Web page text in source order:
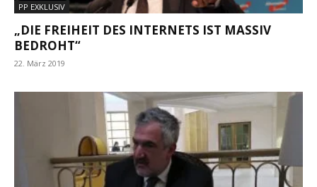
PP EXKLUSIV
„DIE FREIHEIT DES INTERNETS IST MASSIV
BEDROHT“
22. März 2019